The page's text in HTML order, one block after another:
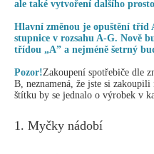
ale také vytvoření dalšího
Hlavní změnou je opuštění tříd
stupnice v rozsahu A-G. Nově
třídou „A” a nejméně šetrný
Pozor!Zakoupení spotřebiče dle
B, neznamená, že jste si
štítku by se jednalo o výrobek v
1. Myčky nádobí